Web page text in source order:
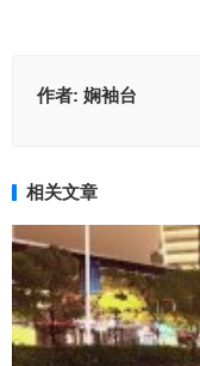
作者: 娴袖台
相关文章